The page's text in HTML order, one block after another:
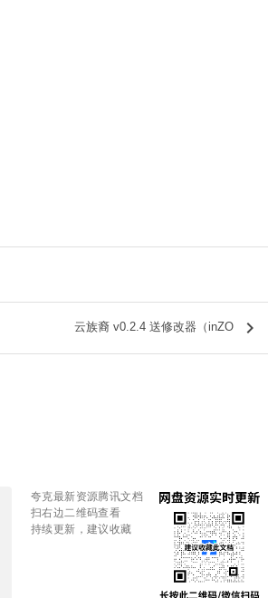
云族裔 v0.2.4 送修改器（inZO keyboard_arrow_right
夸克最新资源腾讯文档
扫右边二维码查看
持续更新，建议收藏